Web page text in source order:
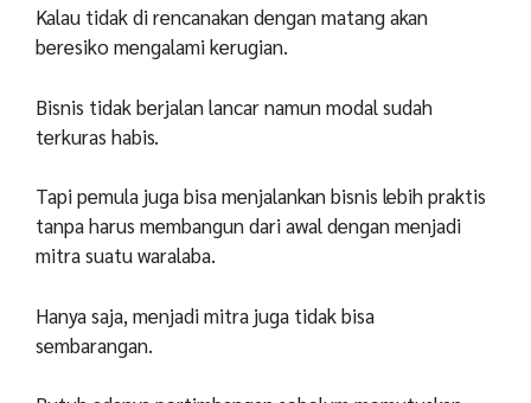
Kalau tidak di rencanakan dengan matang akan
beresiko mengalami kerugian.
Bisnis tidak berjalan lancar namun modal sudah
terkuras habis.
Tapi pemula juga bisa menjalankan bisnis lebih praktis
tanpa harus membangun dari awal dengan menjadi
mitra suatu waralaba.
Hanya saja, menjadi mitra juga tidak bisa
sembarangan.